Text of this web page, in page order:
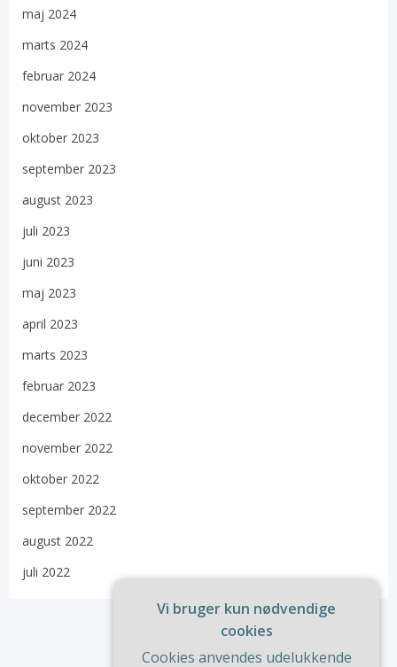
maj 2024
marts 2024
februar 2024
november 2023
oktober 2023
september 2023
august 2023
juli 2023
juni 2023
maj 2023
april 2023
marts 2023
februar 2023
december 2022
november 2022
oktober 2022
september 2022
august 2022
juli 2022
Vi bruger kun nødvendige
cookies
Cookies anvendes udelukkende